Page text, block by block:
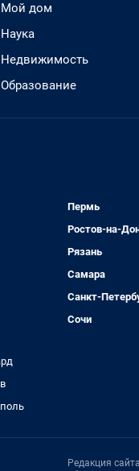
Мой дом
Наука
Недвижимость
Образование
Пермь
Ростов-на-
Рязань
Самара
Санкт-
Сочи
Редакция